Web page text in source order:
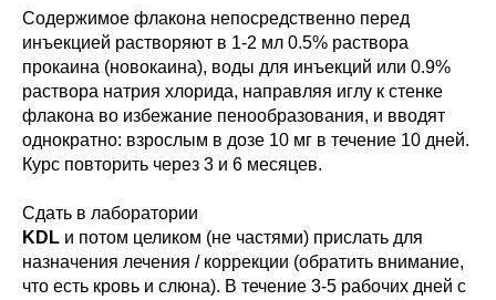
Содержимое флакона непосредственно перед
инъекцией растворяют в 1-2 мл 0.5% раствора
прокаина (новокаина), воды для инъекций или 0.9%
раствора натрия хлорида, направляя иглу к стенке
флакона во избежание пенообразования, и вводят
однократно: взрослым в дозе 10 мг в течение 10 дней.
Курс повторить через 3 и 6 месяцев.
Сдать в лаборатории
KDL и потом целиком (не частями) прислать для
назначения лечения / коррекции (обратить внимание,
что есть кровь и слюна). В течение 3-5 рабочих дней с